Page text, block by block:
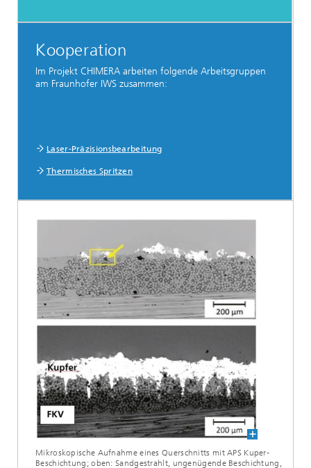
Kooperation
Im Projekt CHIMERA arbeiten folgende Arbeitsgruppen
am Fraunhofer IWS zusammen:
Laser-Präzisionsbearbeitung
Thermisches Spritzen
Mikroskopische Aufnahme eines Querschnitts mit APS Kuper-
Beschichtung; oben: Sandgestrahlt, ungenügende Beschichtung,